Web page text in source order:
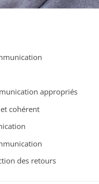
appropriés
cohérent
des retours